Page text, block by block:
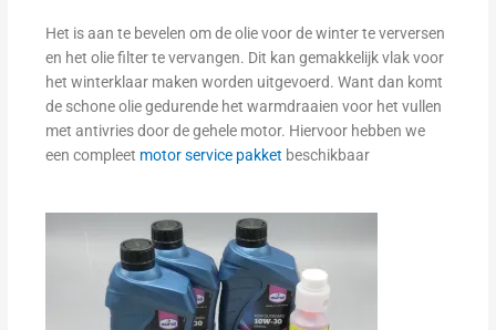
Het is aan te bevelen om de olie voor de winter te verversen
en het olie filter te vervangen. Dit kan gemakkelijk vlak voor
het winterklaar maken worden uitgevoerd. Want dan komt
de schone olie gedurende het warmdraaien voor het vullen
met antivries door de gehele motor. Hiervoor hebben we
een compleet motor service pakket beschikbaar